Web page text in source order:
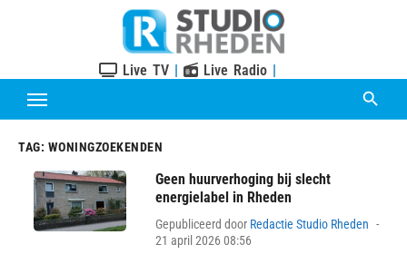
Live TV | Live Radio |
TAG: WONINGZOEKENDEN
Geen huurverhoging bij slecht
energielabel in Rheden
Gepubliceerd door Redactie Studio Rheden
21 april 2026 08:56